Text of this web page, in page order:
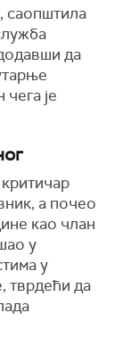
, саопштила
да
је
а почео
као члан
у
у
тврдећи да